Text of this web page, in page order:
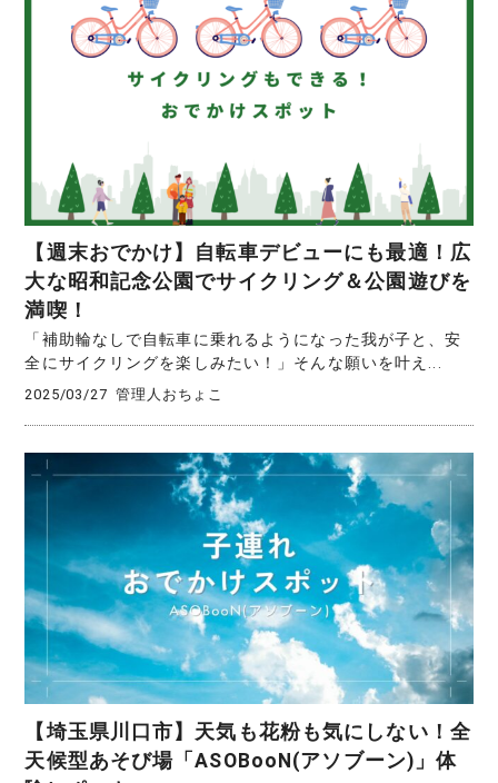
【週末おでかけ】自転車デビューにも最適！広
大な昭和記念公園でサイクリング＆公園遊びを
満喫！
「補助輪なしで自転車に乗れるようになった我が子と、安
全にサイクリングを楽しみたい！」そんな願いを叶え...
2025/03/27 管理人おちょこ
【埼玉県川口市】天気も花粉も気にしない！全
天候型あそび場「ASOBooN(アソブーン)」体